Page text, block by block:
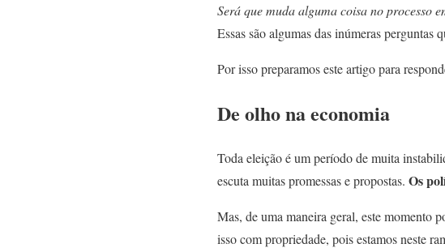
Será que muda alguma coisa no processo
Essas são algumas das inúmeras perguntas
Por isso preparamos este artigo para
De olho na economia
Toda eleição é um período de muita
escuta muitas promessas e propostas. Os
Mas, de uma maneira geral, este momento
isso com propriedade, pois estamos neste